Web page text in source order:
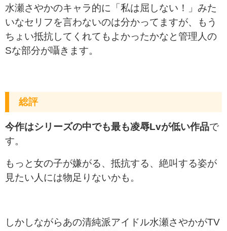
水瀬さやかのキャラ的に「私は屈しない！」みた
いなセリフを言わないのは分かってますが、もう
ちょい抵抗してくれてもよかったかなと管理人の
Sな部分が囁きます。
総評
今作はシリーズの中でも最も凌辱Lvが低い作品で
す。
もっと女の子が嫌がる、抵抗する、絶叫する姿が
見たい人には物足りないかも。
しかしながらあの清純派アイドル水瀬さやかがTV